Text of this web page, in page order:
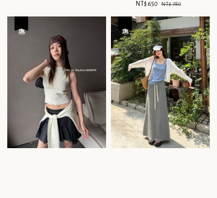
Sale
NT$ 650 Regular
NT$ 780